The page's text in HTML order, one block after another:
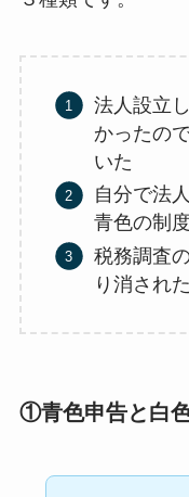
法人設立
かったの
いた
自分で法
青色の制
税務調査
り消された
①青色申告と白